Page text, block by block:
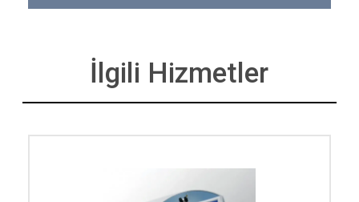
İlgili Hizmetler